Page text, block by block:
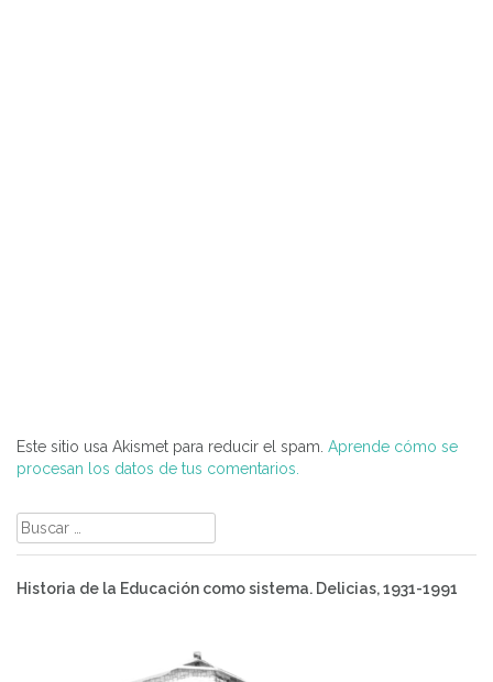
Este sitio usa Akismet para reducir el spam. Aprende cómo se
procesan los datos de tus comentarios.
Buscar:
Historia de la Educación como sistema. Delicias, 1931-1991